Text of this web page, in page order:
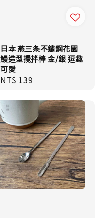
日本 燕三条不鏽鋼花園
鰻造型攪拌棒 金/銀 逗趣
可愛
Regular
NT$ 139